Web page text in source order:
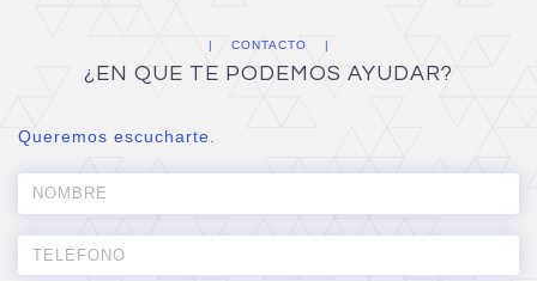
CONTACTO
¿EN QUE TE PODEMOS AYUDAR?
Queremos escucharte.